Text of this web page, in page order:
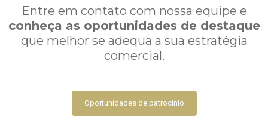
Entre em contato com nossa equipe e
conheça as oportunidades de destaque
que melhor se adequa a sua estratégia
comercial.
Oportunidades de patrocínio